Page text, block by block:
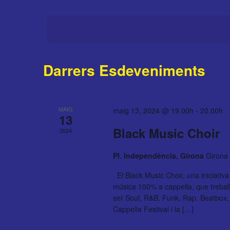
Darrers Esdeveniments
MAIG
13
2024
maig 13, 2024 @ 19.00h - 20.00h
Black Music Choir
Pl. Independència, Girona Girona
El Black Music Choir, una
música 100% a cappella, que
ser Soul, R&B, Funk, Rap,
Cappella Festival i la […]